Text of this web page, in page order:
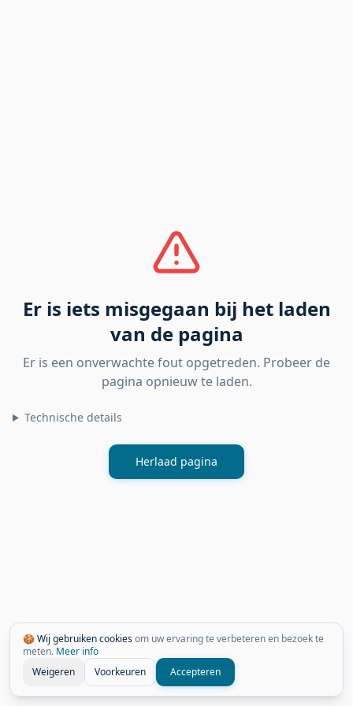
🍪 Wij gebruiken cookiesom uw ervaring te verbeteren en bezoek te
meten. Meer info
Weigeren
Voorkeuren Accepteren
Er is iets misgegaan bij het laden
van de pagina
Er is een onverwachte fout opgetreden. Probeer de
pagina opnieuw te laden.
Technische details
Herlaad pagina